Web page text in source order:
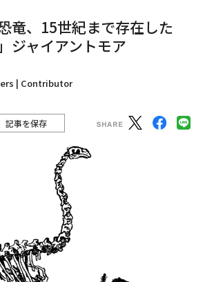
竜、15世紀まで存在した
ジャイアントモア
| Contributor
記事を保存